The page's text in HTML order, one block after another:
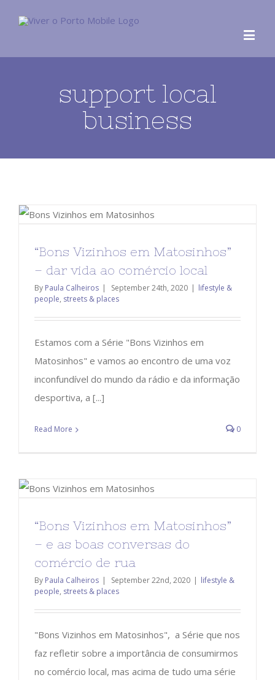
support local
business
“Bons Vizinhos em Matosinhos”
– dar vida ao comércio local
By Paula Calheiros | September 24th, 2020 | lifestyle &
people, streets & places
Estamos com a Série "Bons Vizinhos em
Matosinhos" e vamos ao encontro de uma voz
inconfundível do mundo da rádio e da informação
desportiva, a [...]
Read More 0
“Bons Vizinhos em Matosinhos”
– e as boas conversas do
comércio de rua
By Paula Calheiros | September 22nd, 2020 | lifestyle &
people, streets & places
"Bons Vizinhos em Matosinhos", a Série que nos
faz refletir sobre a importância de consumirmos
no comércio local, mas acima de tudo uma série